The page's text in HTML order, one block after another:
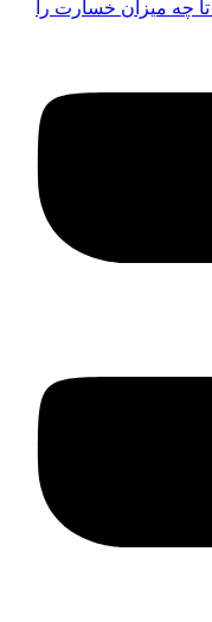
چه میزان خسارت را